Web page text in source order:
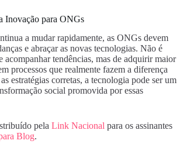
Inovação para ONGs
a mudar rapidamente, as ONGs devem
e abraçar as novas tecnologias. Não é
acompanhar tendências, mas de adquirir maior
processos que realmente fazem a diferença
estratégias corretas, a tecnologia pode ser um
social promovida por essas
pela Link Nacional para os assinantes
Blog.